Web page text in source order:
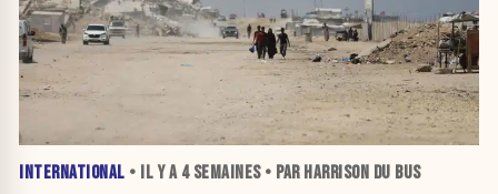
INTERNATIONAL • IL Y A 4 SEMAINES• PAR HARRISON DU BUS